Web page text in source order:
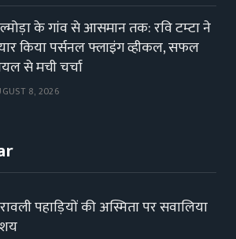
के गांव से आसमान तक: रवि टम्टा ने
किया पर्सनल फ्लाइंग व्हीकल, सफल
से मची चर्चा
8, 2026
पहाड़ियों की अस्मिता पर सवालिया